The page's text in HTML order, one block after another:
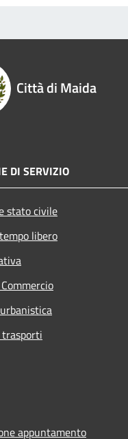
Città di Maida
DI SERVIZIO
stato civile
libero
appuntamento